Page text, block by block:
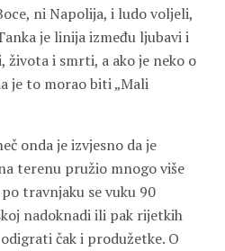
ni Napolija, i ludo voljeli,
je linija između ljubavi i
života i smrti, a ako je neko o
je to morao biti „Mali
onda je izvjesno da je
terenu pružio mnogo više
travnjaku se vuku 90
nadoknadi ili pak rijetkih
čak i produžetke. O